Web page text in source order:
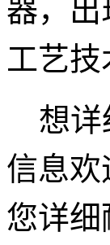
器，
工艺技
想详
信息欢
您详细